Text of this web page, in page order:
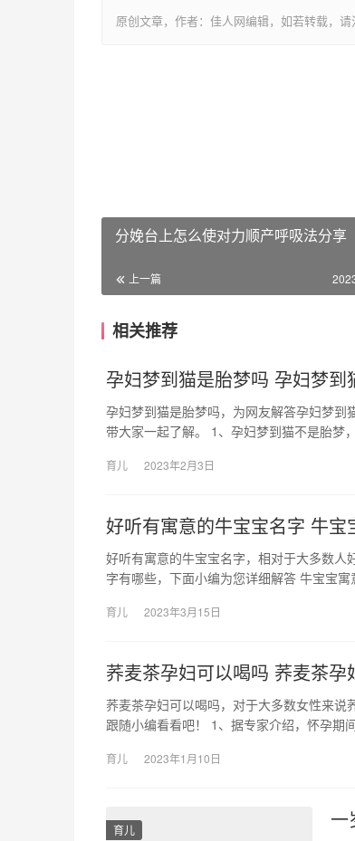
原创文章，作者：佳人网编辑，如若转载，
分娩台上怎么使对力顺产呼吸法分享
上一篇
相关推荐
孕妇梦到猫是胎梦吗 孕妇梦到
孕妇梦到猫是胎梦吗，为网友解答孕妇梦
带大家一起了解。 1、孕妇梦到猫不是胎梦
育儿 2023年2月3日
好听有寓意的牛宝宝名字 牛
好听有寓意的牛宝宝名字，相对于大多数
字有哪些，下面小编为您详细解答 牛宝宝
育儿 2023年3月15日
荞麦茶孕妇可以喝吗 荞麦茶孕
荞麦茶孕妇可以喝吗，对于大多数女性来
跟随小编看看吧！ 1、据专家介绍，怀孕期
育儿 2023年1月10日
育儿 一